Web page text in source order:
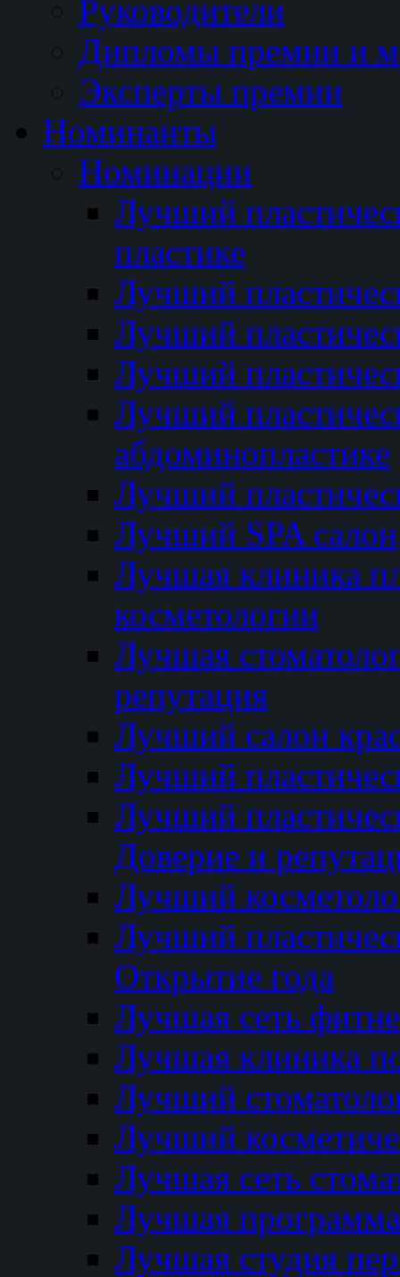
Руководители
Дипломы премии и
Эксперты премии
Номинанты
Номинации
Лучший
пластике
Лучший
Лучший
Лучший
Лучший
абдоминопластике
Лучший
Лучший SPA салон
Лучшая клиника
косметологии
Лучшая
репутация
Лучший салон
Лучший
Лучший
Доверие и
Лучший
Лучший
Открытие года
Лучшая сеть
Лучшая клиника
Лучший
Лучший
Лучшая сеть
Лучшая программа
Лучшая студия